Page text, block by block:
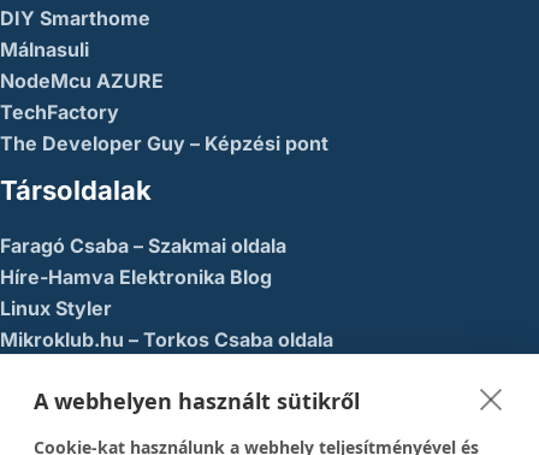
DIY Smarthome
Málnasuli
NodeMcu AZURE
TechFactory
The Developer Guy – Képzési pont
Társoldalak
Faragó Csaba – Szakmai oldala
Híre-Hamva Elektronika Blog
Linux Styler
Mikroklub.hu – Torkos Csaba oldala
Közösségi Média
A webhelyen használt sütikről
Cookie-kat használunk a webhely teljesítményével és